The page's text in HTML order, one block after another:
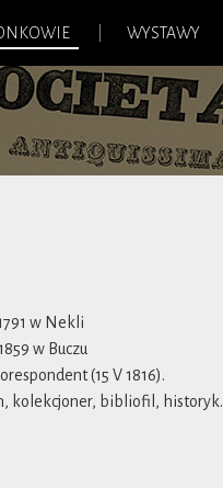
WYSTAWY
w Nekli
w Buczu
(15 V 1816).
kolekcjoner, bibliofil, historyk.